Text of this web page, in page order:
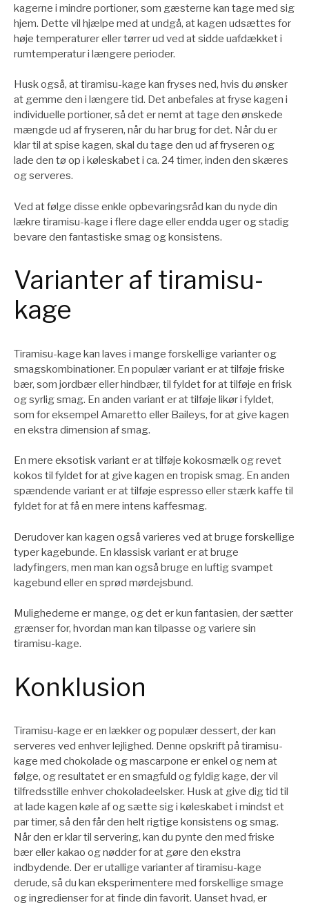
kagerne i mindre portioner, som gæsterne kan tage med sig
hjem. Dette vil hjælpe med at undgå, at kagen udsættes for
høje temperaturer eller tørrer ud ved at sidde uafdækket i
rumtemperatur i længere perioder.
Husk også, at tiramisu-kage kan fryses ned, hvis du ønsker
at gemme den i længere tid. Det anbefales at fryse kagen i
individuelle portioner, så det er nemt at tage den ønskede
mængde ud af fryseren, når du har brug for det. Når du er
klar til at spise kagen, skal du tage den ud af fryseren og
lade den tø op i køleskabet i ca. 24 timer, inden den skæres
og serveres.
Ved at følge disse enkle opbevaringsråd kan du nyde din
lækre tiramisu-kage i flere dage eller endda uger og stadig
bevare den fantastiske smag og konsistens.
Varianter af tiramisu-
kage
Tiramisu-kage kan laves i mange forskellige varianter og
smagskombinationer. En populær variant er at tilføje friske
bær, som jordbær eller hindbær, til fyldet for at tilføje en frisk
og syrlig smag. En anden variant er at tilføje likør i fyldet,
som for eksempel Amaretto eller Baileys, for at give kagen
en ekstra dimension af smag.
En mere eksotisk variant er at tilføje kokosmælk og revet
kokos til fyldet for at give kagen en tropisk smag. En anden
spændende variant er at tilføje espresso eller stærk kaffe til
fyldet for at få en mere intens kaffesmag.
Derudover kan kagen også varieres ved at bruge forskellige
typer kagebunde. En klassisk variant er at bruge
ladyfingers, men man kan også bruge en luftig svampet
kagebund eller en sprød mørdejsbund.
Mulighederne er mange, og det er kun fantasien, der sætter
grænser for, hvordan man kan tilpasse og variere sin
tiramisu-kage.
Konklusion
Tiramisu-kage er en lækker og populær dessert, der kan
serveres ved enhver lejlighed. Denne opskrift på tiramisu-
kage med chokolade og mascarpone er enkel og nem at
følge, og resultatet er en smagfuld og fyldig kage, der vil
tilfredsstille enhver chokoladeelsker. Husk at give dig tid til
at lade kagen køle af og sætte sig i køleskabet i mindst et
par timer, så den får den helt rigtige konsistens og smag.
Når den er klar til servering, kan du pynte den med friske
bær eller kakao og nødder for at gøre den ekstra
indbydende. Der er utallige varianter af tiramisu-kage
derude, så du kan eksperimentere med forskellige smage
og ingredienser for at finde din favorit. Uanset hvad, er